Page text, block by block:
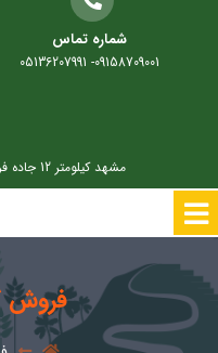
شماره تماس
09158709001- 05136207991
مشهد کیلومتر 12 جاده فریمان مجتمع شهید خبیری پلاک B7
فروش